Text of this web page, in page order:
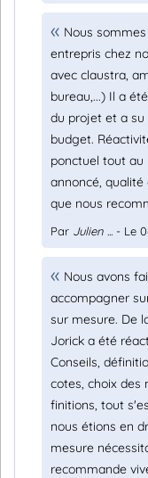
Nous
entrepris chez
avec claustra,
bureau,...) Il a
du projet et a
budget.
ponctuel tout
annoncé, qualité
que nous
Par Julien ... - Le
Nous avons
accompagner
sur mesure. De
Jorick a été
Conseils,
cotes, choix des
finitions, tout
nous étions en
mesure
recommande